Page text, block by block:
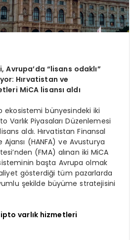
Avrupa’da “lisans odaklı”
Hırvatistan ve
MiCA lisansı aldı
ekosistemi bünyesindeki iki
Varlık Piyasaları Düzenlemesi
aldı. Hırvatistan Finansal
(HANFA) ve Avusturya
(FMA) alınan iki MiCA
başta Avrupa olmak
gösterdiği tüm pazarlarda
şekilde büyüme stratejisini
varlık hizmetleri